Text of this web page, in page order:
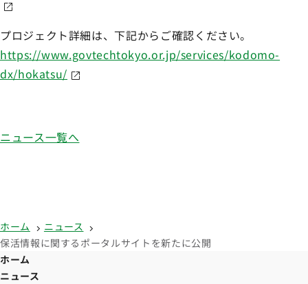
プロジェクト詳細は、下記からご確認ください。
https://www.govtechtokyo.or.jp/services/kodomo-
dx/hokatsu/
ニュース一覧へ
ホーム
ニュース
保活情報に関するポータルサイトを新たに公開
ホーム
ニュース